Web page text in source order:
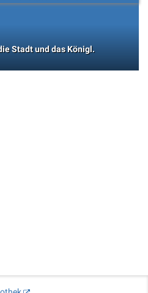
Stadt und das Königl.